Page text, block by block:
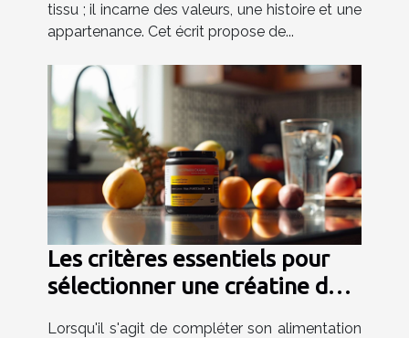
tissu ; il incarne des valeurs, une histoire et une
appartenance. Cet écrit propose de...
Les critères essentiels pour
sélectionner une créatine de
Lorsqu'il s'agit de compléter son alimentation